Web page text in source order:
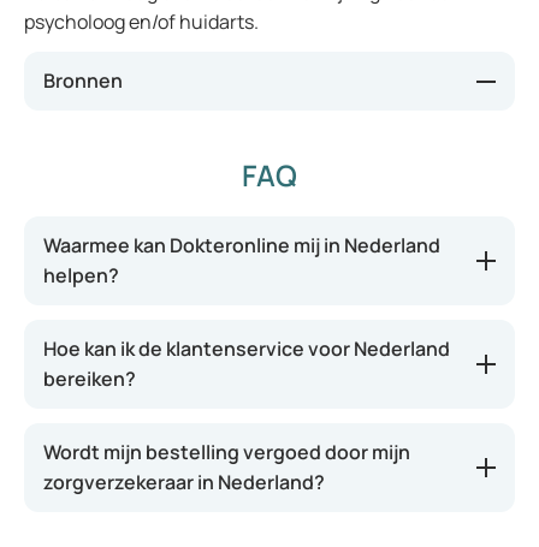
psycholoog en/of huidarts.
Bronnen
Dr. Njoo D (z.d.). Acne. Geraadpleegd op 23 april
https://www.huidarts.com/huidaandoeningen/acn
e/
Oord huidtherapeuten (z.d.). Hoe ziet acne eruit?
Welke vormen van acne zijn er? Geraadpleegd op 23
FAQ
Waarmee kan Dokteronline mij in Nederland
helpen?
Hoe kan ik de klantenservice voor Nederland
bereiken?
Wordt mijn bestelling vergoed door mijn
zorgverzekeraar in Nederland?